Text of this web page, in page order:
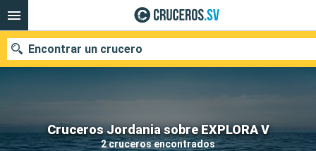
Cruceros Jordania sobre EXPLORA V
2 cruceros encontrados
Encontrar un crucero
Nuestros destinos